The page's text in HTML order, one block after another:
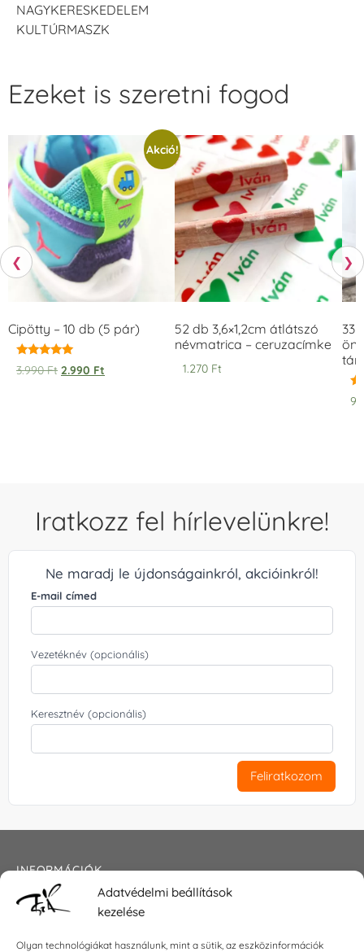
Adatvédelmi beállítások
kezelése
Olyan technológiákat használunk, mint a sütik, az eszközinformációk
Cicafej-
szögletes
Citrom -
szelettel
Csengő Cseresznye
Csibe Csiga Csiga kétszemű
Csillag
Csillag - sima Csillag vonalas
Csipkerózsa Csizma Csónak
Dinnye Dinó Dinó - szarvas
NAGYKERESKEDELEM
KULTÚRMASZK
❮
Ezeket is szeretni fogod
Akció!
Cipötty – 10 db (5 pár)
Értékelés:
5.00
3.990Ft 2.990 Ft
52 db 3,6×1,2cm átlátszó
névmatrica – ceruzacímke
1.270 Ft
33
❯
Iratkozz fel hírlevelünkre!
Ne maradj le újdonságainkról, akcióinkról!
E-mail címed
Vezetéknév (opcionális)
Keresztnév (opcionális)
Feliratkozom
INFORMÁCIÓK
Általános szerződési feltételek
Impresszum